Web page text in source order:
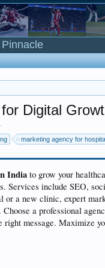
Digital
marketing agency for
India to grow your
Services include SEO,
a new clinic, expert
a professional
message. Maximize